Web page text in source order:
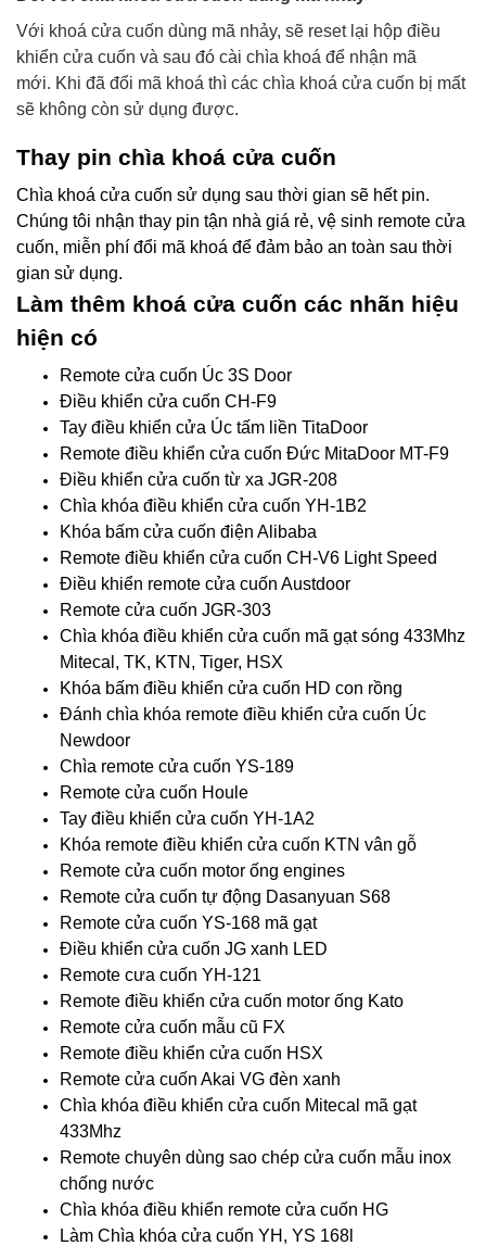
Với khoá cửa cuốn dùng mã nhảy, sẽ reset lại hộp điều
khiển cửa cuốn và sau đó cài chìa khoá để nhận mã
mới. Khi đã đổi mã khoá thì các chìa khoá cửa cuốn bị mất
sẽ không còn sử dụng được.
Thay pin chìa khoá cửa cuốn
Chìa khoá cửa cuốn sử dụng sau thời gian sẽ hết pin.
Chúng tôi nhận thay pin tận nhà giá rẻ, vệ sinh remote cửa
cuốn, miễn phí đổi mã khoá để đảm bảo an toàn sau thời
gian sử dụng.
Làm thêm khoá cửa cuốn các nhãn hiệu
hiện có
Remote cửa cuốn Úc 3S Door
Điều khiển cửa cuốn CH-F9
Tay điều khiển cửa Úc tấm liền TitaDoor
Remote điều khiển cửa cuốn Đức MitaDoor MT-F9
Điều khiển cửa cuốn từ xa JGR-208
Chìa khóa điều khiển cửa cuốn YH-1B2
Khóa bấm cửa cuốn điện Alibaba
Remote điều khiển cửa cuốn CH-V6 Light Speed
Điều khiển remote cửa cuốn Austdoor
Remote cửa cuốn JGR-303
Chìa khóa điều khiển cửa cuốn mã gạt sóng 433Mhz
Mitecal, TK, KTN, Tiger, HSX
Khóa bấm điều khiển cửa cuốn HD con rồng
Đánh chìa khóa remote điều khiển cửa cuốn Úc
Newdoor
Chìa remote cửa cuốn YS-189
Remote cửa cuốn Houle
Tay điều khiển cửa cuốn YH-1A2
Khóa remote điều khiển cửa cuốn KTN vân gỗ
Remote cửa cuốn motor ống engines
Remote cửa cuốn tự động Dasanyuan S68
Remote cửa cuốn YS-168 mã gạt
Điều khiển cửa cuốn JG xanh LED
Remote cưa cuốn YH-121
Remote điều khiển cửa cuốn motor ống Kato
Remote cửa cuốn mẫu cũ FX
Remote điều khiển cửa cuốn HSX
Remote cửa cuốn Akai VG đèn xanh
Chìa khóa điều khiển cửa cuốn Mitecal mã gạt
433Mhz
Remote chuyên dùng sao chép cửa cuốn mẫu inox
chống nước
Chìa khóa điều khiển remote cửa cuốn HG
Làm Chìa khóa cửa cuốn YH, YS 168l